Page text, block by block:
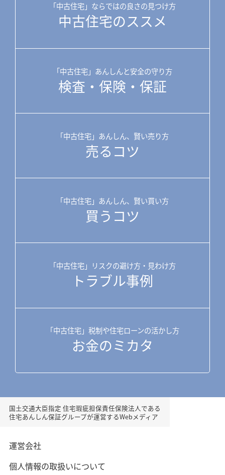
「中古住宅」ならではの良さの見つけ方
中古住宅のススメ
「中古住宅」あんしんと安全の守り方
検査・保険・保証
「中古住宅」あんしん、賢い売り方
売るコツ
「中古住宅」あんしん、賢い買い方
買うコツ
「中古住宅」リスクの避け方・見わけ方
トラブル事例
「中古住宅」税制や住宅ローンの活かし方
お金のミカタ
国土交通大臣指定 住宅瑕疵担保責任保険法人である
住宅あんしん保証グループが運営するWebメディア
運営会社
個人情報の取扱いについて